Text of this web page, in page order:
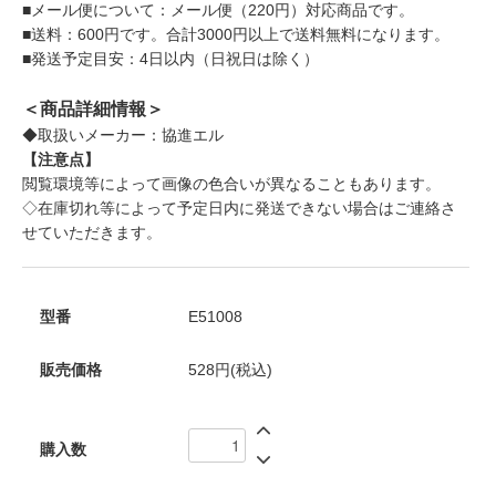
■メール便について：メール便（220円）対応商品です。
■送料：600円です。合計3000円以上で送料無料になります。
■発送予定目安：4日以内（日祝日は除く）
＜商品詳細情報＞
◆取扱いメーカー：協進エル
【注意点】
閲覧環境等によって画像の色合いが異なることもあります。
◇在庫切れ等によって予定日内に発送できない場合はご連絡さ
せていただきます。
型番 E51008
販売価格 528円(税込)
購入数